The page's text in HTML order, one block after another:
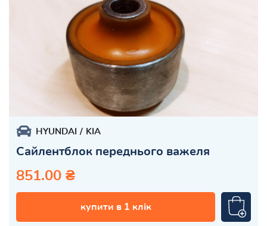
HYUNDAI KIA
Сайлентблок переднього важеля
851.00 ₴
купити в 1 клік